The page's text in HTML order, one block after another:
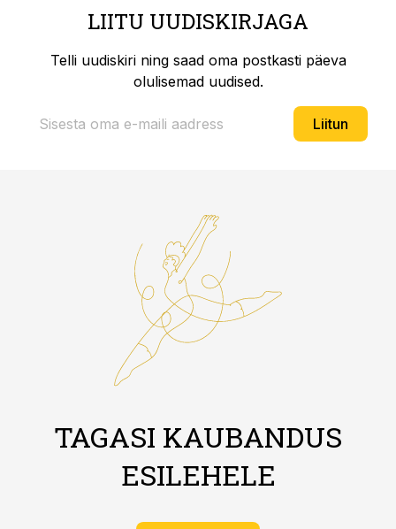
LIITU UUDISKIRJAGA
Telli uudiskiri ning saad oma postkasti päeva
olulisemad uudised.
Liitun
TAGASI KAUBANDUS
ESILEHELE